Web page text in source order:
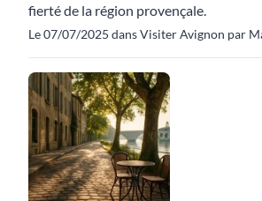
fierté de la région provençale.
Le 07/07/2025 dans Visiter Avignon par